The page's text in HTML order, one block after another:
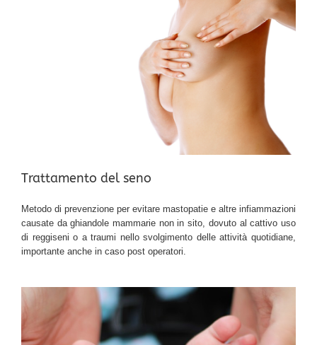
Trattamento del seno
Metodo di prevenzione per evitare mastopatie e altre infiammazioni
causate da ghiandole mammarie non in sito, dovuto al cattivo uso
di reggiseni o a traumi nello svolgimento delle attività quotidiane,
importante anche in caso post operatori.